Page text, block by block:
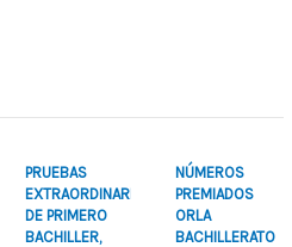
PRUEBAS
EXTRAORDINARIAS
DE PRIMERO
BACHILLER,
NÚMEROS
PREMIADOS
ORLA
BACHILLERATO